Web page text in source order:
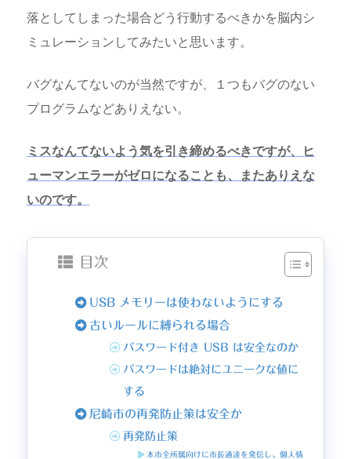
落としてしまった場合どう行動するべきかを脳内シ
ミュレーションしてみたいと思います。
バグなんてないのが当然ですが、１つもバグのない
プログラムなどありえない。
ミスなんてないよう気を引き締めるべきですが、ヒ
ューマンエラーがゼロになることも、またありえな
いのです。
目次
USB メモリーは使わないようにする
古いルールに縛られる場合
パスワード付き USB は安全なのか
パスワードは絶対にユニークな値に
する
尼崎市の再発防止策は安全か
再発防止策
本市全所属向けに市長通達を発信し、個人情